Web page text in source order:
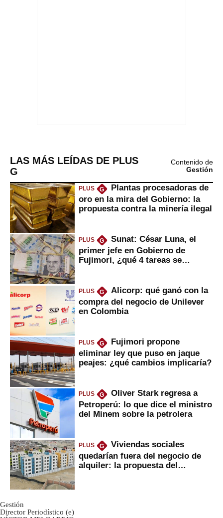
LAS MÁS LEÍDAS DE PLUS
G
Contenido de
Gestión
PLUS G
Plantas procesadoras de
oro en la mira del Gobierno: la
propuesta contra la minería ilegal
PLUS G
Sunat: César Luna, el
primer jefe en Gobierno de
Fujimori, ¿qué 4 tareas se
PLUS G
Alicorp: qué ganó con la
compra del negocio de Unilever
en Colombia
PLUS G
Fujimori propone
eliminar ley que puso en jaque
peajes: ¿qué cambios implicaría?
PLUS G
Oliver Stark regresa a
Petroperú: lo que dice el ministro
del Minem sobre la petrolera
PLUS G
Viviendas sociales
quedarían fuera del negocio de
alquiler: la propuesta del
Gestión
Director Periodístico (e)